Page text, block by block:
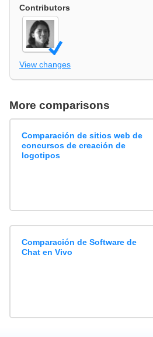
Contributors
View changes
More comparisons
Comparación de sitios web de
concursos de creación de
logotipos
Comparación de Software de
Chat en Vivo